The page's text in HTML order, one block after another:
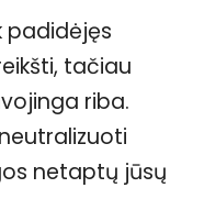
padidėjęs
tačiau
riba.
netaptų jūsų